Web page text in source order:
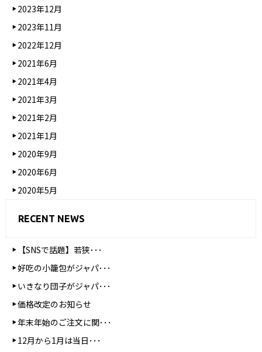
2023年12月
2023年11月
2022年12月
2021年6月
2021年4月
2021年3月
2021年2月
2021年1月
2020年9月
2020年6月
2020年5月
RECENT NEWS
【SNSで話題】若狭･･･
好吃の小籠包がジャパ･･･
いきなり団子がジャパ･･･
価格改定のお知らせ
年末年始のご注文に関･･･
12月から1月は当日･･･